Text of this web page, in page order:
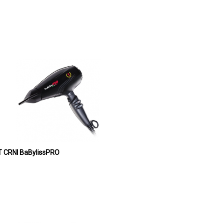
Fen za kosu RAPIDO ULTRALIGHT CRNI BaBylissPRO